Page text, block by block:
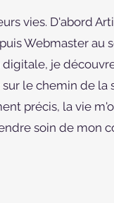
vies. D'abord
Webmaster au
je
le chemin de la
précis, la vie
soin de mon